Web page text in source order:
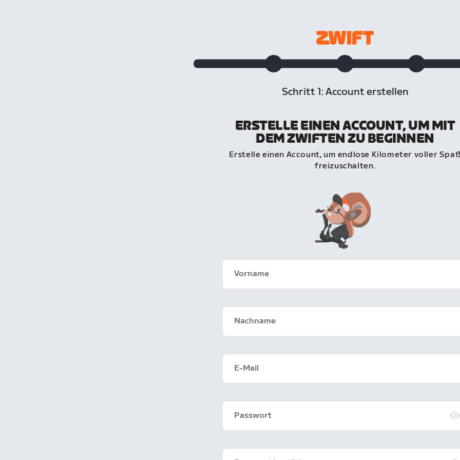
Schritt 1: Account erstellen
ERSTELLE EINEN ACCOUNT, UM MIT
DEM ZWIFTEN ZU BEGINNEN
Erstelle einen Account, um endlose Kilometer voller
freizuschalten.
Vorname
Nachname
E-Mail
Passwort